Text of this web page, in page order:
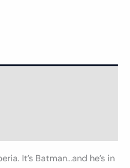
It’s Batman…and he’s in